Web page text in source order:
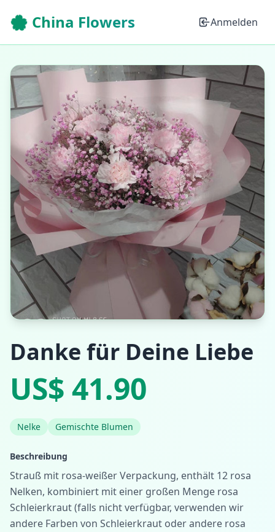
🌸 China Flowers Anmelden
Danke für Deine Liebe
US$ 41.90
Nelke Gemischte Blumen
Beschreibung
Strauß mit rosa-weißer Verpackung, enthält 12 rosa
Nelken, kombiniert mit einer großen Menge rosa
Schleierkraut (falls nicht verfügbar, verwenden wir
andere Farben von Schleierkraut oder andere rosa